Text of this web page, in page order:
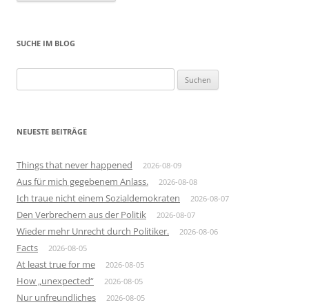
SUCHE IM BLOG
nach:
NEUESTE BEITRÄGE
Things that never happened 2026-08-09
Aus für mich gegebenem Anlass. 2026-08-08
Ich traue nicht einem Sozialdemokraten 2026-08-07
Den Verbrechern aus der Politik 2026-08-07
Wieder mehr Unrecht durch Politiker. 2026-08-06
Facts 2026-08-05
At least true for me 2026-08-05
How „unexpected“ 2026-08-05
Nur unfreundliches 2026-08-05